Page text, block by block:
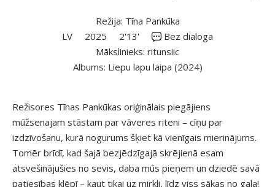
Režija: Tīna Pankūka
LV
2025 2'13'
Bez dialoga
Mākslinieks: ritunsiic
Albums: Liepu lapu laipa (2024)
Režisores Tīnas Pankūkas oriģinālais piegājiens
mūžsenajam stāstam par vāveres riteni – cīņu par
izdzīvošanu, kurā nogurums šķiet kā vienīgais mierinājums.
Tomēr brīdī, kad šajā bezjēdzīgajā skrējienā esam
atsvešinājušies no sevis, daba mūs pieņem un dziedē savā
patiesības klēpī – kaut tikai uz mirkli, līdz viss sākas no gala!